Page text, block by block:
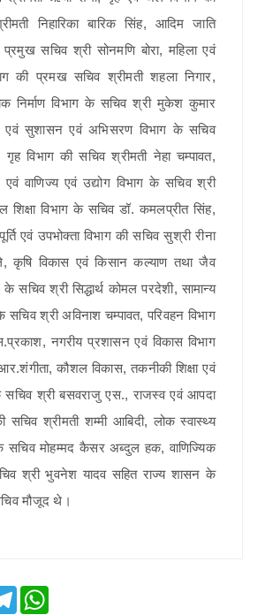
निहारिका बारिक सिंह, आदिम जाति
सचिव श्री सोनमणि बोरा, महिला एवं
की प्रमख सचिव श्रीमती शहला निगार,
निर्माण विभाग के सचिव श्री मुकेश कुमार
एवं सुशासन एवं अभिसरण विभाग के सचिव
विभाग की सचिव श्रीमती नेहा चम्पावत,
एवं वाणिज्य एवं उद्योग विभाग के सचिव श्री
विभाग के सचिव डॉ. कमलप्रीत सिंह,
एवं उपभोक्ता विभाग की सचिव सुश्री रीना
कृषि विकास एवं किसान कल्याण तथा जैव
के सचिव श्री सिद्धार्थ कोमल परदेशी, सामान्य
सचिव श्री अविनाश चम्पावत, परिवहन विभाग
नगरीय प्रशासन एवं विकास विभाग
कौशल विकास, तकनीकी शिक्षा एवं
सचिव श्री बसवराजु एस., राजस्व एवं आपदा
सचिव श्रीमती शम्मी आबिदी, लोक स्वास्थ्य
के सचिव मोहम्मद कैसर अब्दुल हक, वाणिज्यिक
श्री भुवनेश यादव सहित राज्य शासन के
मौजूद थे।
Telegram